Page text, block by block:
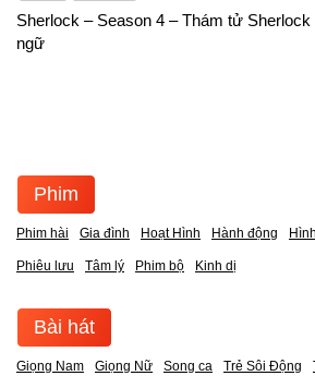
Sherlock – Season 4 – Thám tử
ngữ
Phim
Phim hài Gia đình Hoạt Hình Hành động
Phiêu lưu Tâm lý Phim bộ Kinh dị
Bài hát
Giọng Nam Giọng Nữ Song ca Trẻ Sôi Động